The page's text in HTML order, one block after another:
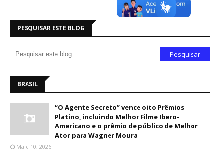
PESQUISAR ESTE BLOG
BRASIL
“O Agente Secreto” vence oito Prêmios
Platino, incluindo Melhor Filme Ibero-
Americano e o prêmio de público de Melhor
Ator para Wagner Moura
Maio 10, 2026